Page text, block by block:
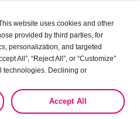
personales.
del tratamiento es
RUC Nº 20606832444, con
Piso 5 San Isidro Lima Perú,
website uses cookies and other
provided by third parties, for
personalization, and targeted
All”, “Reject All”, or “Customize”
technologies. Declining or
of your data in other contexts
Policy Accept All